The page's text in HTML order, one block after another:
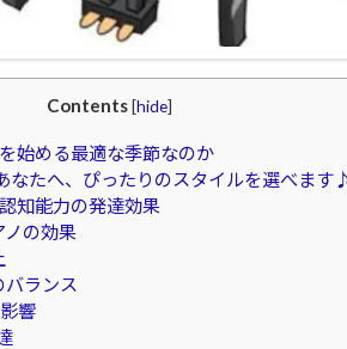
Contents[hide]
始める最適な季節なのか
なたへ、ぴったりのスタイルを選べます♪
知能力の発達効果
の効果
ランス
響